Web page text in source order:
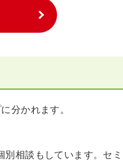
分かれます。
相談もしています。セミ